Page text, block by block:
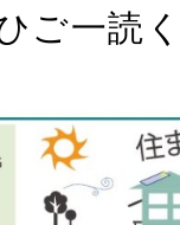
ご一読